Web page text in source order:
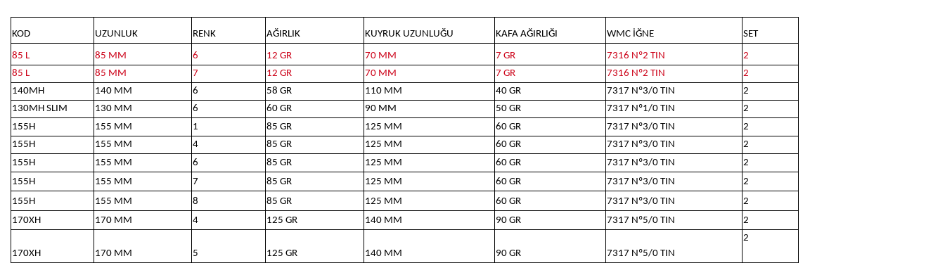
KOD UZUNLUK RENK AĞIRLIK KUYRUK UZUNLUĞU KAFA AĞIRLIĞI WMC İĞNE SET
85 L 85 MM 6 12 GR 70 MM 7 GR 7316 Nº2 TIN
2
85 L
85 MM 7 12 GR 70 MM 7 GR 7316 Nº2 TIN
2
140MH
140 MM 6 58 GR 110 MM 40 GR 7317 Nº3/0 TIN
2
130MH SLIM
130 MM 6 60 GR 90 MM 50 GR 7317 Nº1/0 TIN
2
155H
155 MM 1 85 GR 125 MM 60 GR 7317 Nº3/0 TIN
2
155H
155 MM 4 85 GR 125 MM 60 GR 7317 Nº3/0 TIN
2
155H
155 MM 6 85 GR 125 MM 60 GR 7317 Nº3/0 TIN
2
155H
155 MM 7 85 GR 125 MM 60 GR 7317 Nº3/0 TIN
2
155H
155 MM 8 85 GR 125 MM 60 GR 7317 Nº3/0 TIN
2
170XH
170 MM 4 125 GR 140 MM 90 GR 7317 Nº5/0 TIN 2
170XH 170 MM 5 125 GR 140 MM 90 GR 7317 Nº5/0 TIN
2